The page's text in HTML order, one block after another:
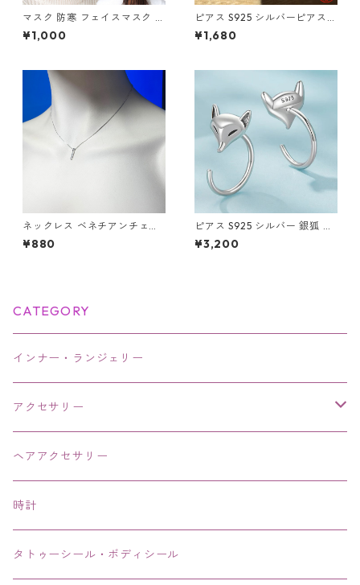
マスク 防寒 フェイスマスク イ
ヤーマフ 耳カバー 一体型 洗え
る 耳当て付 フリース ボア あ
女兼用 スポーツ
¥1,000
ピアス S925 シルバーピアス
スカル ユニセックス フックピ
アス 片耳用
¥1,680
ネックレス ベネチアンチェー
ン ミニマル バーペンダント ラ
インストーン
¥880
ピアス S925 シルバー 銀狐 狐
キツネ フックピアス Silver ア
クセサリー
¥3,200
CATEGORY
インナー・ランジェリー
アクセサリー
ネックレス・チョーカー
ピアス・イヤリング・鼻ピアス
リング・指輪
ヘアアクセサリー
時計
タトゥーシール・ボディシール